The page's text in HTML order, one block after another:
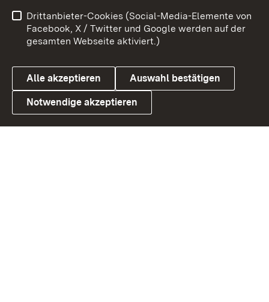
Link zum Landesportal
Barrierefreiheit
Datenschutz
Cookies
Drittanbieter-Cookies (Social-Media-Elemente von
Facebook, X / Twitter und Google werden auf der
gesamten Webseite aktiviert.)
Alle akzeptieren Auswahl bestätigen
Notwendige akzeptieren